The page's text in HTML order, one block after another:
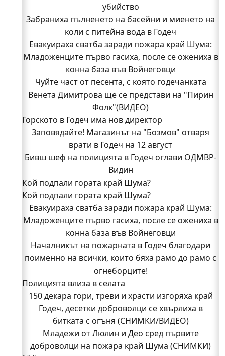
убийство
Забраниха пълненето на басейни и миенето на
коли с питейна вода в Годеч
Евакуираха сватба заради пожара край Шума:
Младоженците първо гасиха, после се ожениха в
конна база във Войнеговци
Чуйте част от песента, с която годечанката
Венета Димитрова ще се представи на "Пирин
Фолк"(ВИДЕО)
Горското в Годеч има нов директор
Заповядайте! Магазинът на "Бозмов" отваря
врати в Годеч на 12 август
Бивш шеф на полицията в Годеч оглави ОДМВР-
Видин
Кой подпали гората край Шума?
Младежи от Люлин и Део сред първите
доброволци на пожара край Шума (СНИМКИ)
Началникът на пожарната в Годеч благодари
поименно на всички, които бяха рамо до рамо с
огнеборците!
150 декара гори, треви и храсти изгоряха край
Годеч, десетки доброволци се хвърлиха в
битката с огъня (СНИМКИ/ВИДЕО)
Полицията влиза в селата
Възможни са прекъсвания на тока утре в части
от община Годеч
Какво накара Яна и Станимир да изберат Годеч
пред живота в чужбина? (ВИДЕО)
Кой подпали гората край Шума?
Евакуираха сватба заради пожара край Шума:
Младоженците първо гасиха, после се ожениха в
конна база във Войнеговци
Началникът на пожарната в Годеч благодари
поименно на всички, които бяха рамо до рамо с
огнеборците!
Полицията влиза в селата
150 декара гори, треви и храсти изгоряха край
Годеч, десетки доброволци се хвърлиха в
битката с огъня (СНИМКИ/ВИДЕО)
Младежи от Люлин и Део сред първите
доброволци на пожара край Шума (СНИМКИ)